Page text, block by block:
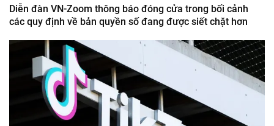
Diễn đàn VN-Zoom thông báo đóng cửa trong bối cảnh
các quy định về bản quyền số đang được siết chặt hơn